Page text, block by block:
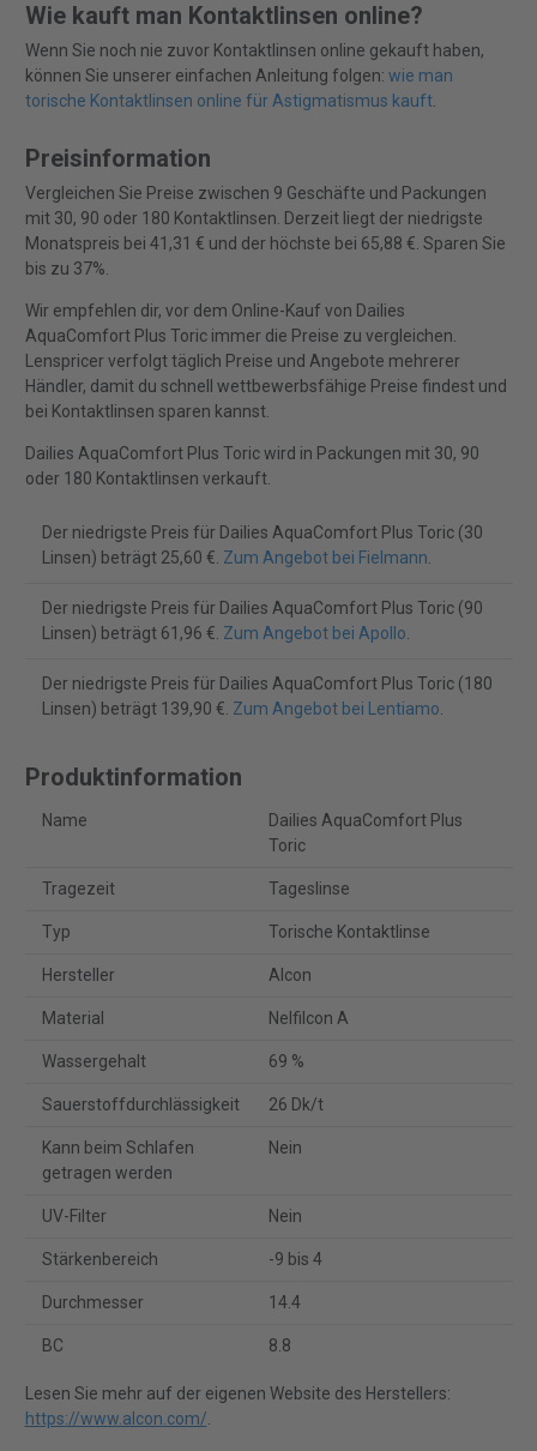
Wie kauft man Kontaktlinsen online?
Wenn Sie noch nie zuvor Kontaktlinsen online gekauft haben,
können Sie unserer einfachen Anleitung folgen: wie man
torische Kontaktlinsen online für Astigmatismus kauft.
Preisinformation
Vergleichen Sie Preise zwischen 9 Geschäfte und Packungen
mit 30, 90 oder 180 Kontaktlinsen. Derzeit liegt der niedrigste
Monatspreis bei 41,31 € und der höchste bei 65,88 €. Sparen Sie
bis zu 37%.
Wir empfehlen dir, vor dem Online-Kauf von Dailies
AquaComfort Plus Toric immer die Preise zu vergleichen.
Lenspricer verfolgt täglich Preise und Angebote mehrerer
Händler, damit du schnell wettbewerbsfähige Preise findest und
bei Kontaktlinsen sparen kannst.
Dailies AquaComfort Plus Toric wird in Packungen mit 30, 90
oder 180 Kontaktlinsen verkauft.
Der niedrigste Preis für Dailies AquaComfort Plus Toric (30
Linsen) beträgt 25,60 €. Zum Angebot bei Fielmann.
Der niedrigste Preis für Dailies AquaComfort Plus Toric (90
Linsen) beträgt 61,96 €. Zum Angebot bei Apollo.
Der niedrigste Preis für Dailies AquaComfort Plus Toric (180
Linsen) beträgt 139,90 €. Zum Angebot bei Lentiamo.
Produktinformation
Name
Dailies AquaComfort Plus
Toric
Tragezeit Tageslinse
Typ Torische Kontaktlinse
Hersteller Alcon
Material Nelfilcon A
Wassergehalt 69 %
Sauerstoffdurchlässigkeit 26 Dk/t
Kann beim Schlafen
getragen werden
Nein
UV-Filter Nein
Stärkenbereich -9 bis 4
Durchmesser 14.4
BC 8.8
Lesen Sie mehr auf der eigenen Website des Herstellers:
https://www.alcon.com/.